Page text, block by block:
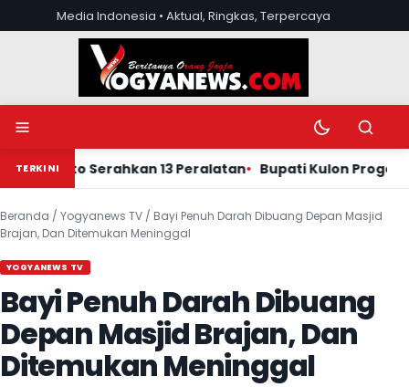
Lewati ke kontenMedia Indonesia • Aktual, Ringkas, Terpercaya
TERKINISerahkan 13 Peralatan Bupati Kulon Progo
Beranda / Yogyanews TV / Bayi Penuh Darah Dibuang Depan Masjid
Brajan, Dan Ditemukan Meninggal
YOGYANEWS TV
Bayi Penuh Darah Dibuang
Depan Masjid Brajan, Dan
Ditemukan Meninggal